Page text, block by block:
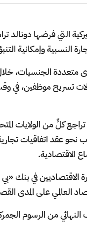
التي فرضها دونالد
النسبية وإمكانية
الجنسيات،
تسريح موظفين، في
تراجع كلٍّ من
نحو عقد اتفاقيات
الاقتصادية.
الاقتصاديين في بنك
العالمي على المدى
من الرسوم